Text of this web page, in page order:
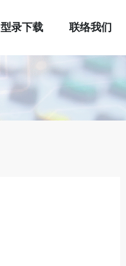
型录下载 联络我们